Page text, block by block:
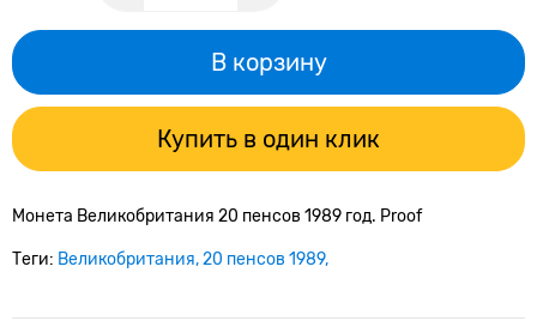
В корзину
Купить в один клик
Монета Великобритания 20 пенсов 1989 год. Proof
Теги: Великобритания 20 пенсов 1989